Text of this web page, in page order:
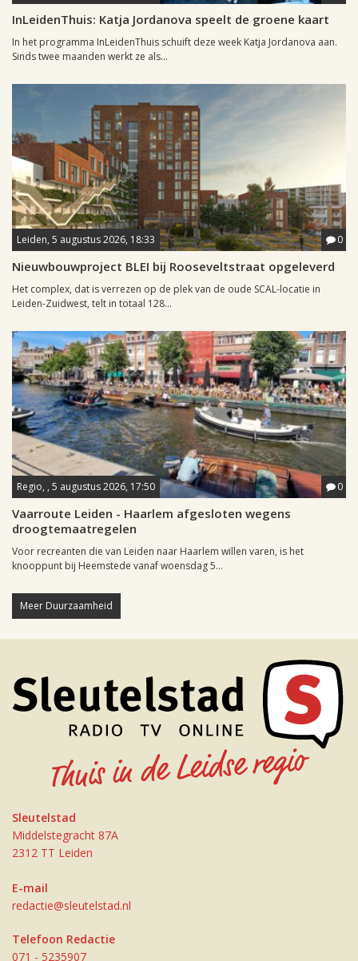
InLeidenThuis: Katja Jordanova speelt de groene kaart
In het programma InLeidenThuis schuift deze week Katja Jordanova aan.
Sinds twee maanden werkt ze als...
Leiden, 5 augustus 2026, 18:33 0
Nieuwbouwproject BLEI bij Rooseveltstraat opgeleverd
Het complex, dat is verrezen op de plek van de oude SCAL-locatie in
Leiden-Zuidwest, telt in totaal 128...
Regio, , 5 augustus 2026, 17:50 0
Vaarroute Leiden - Haarlem afgesloten wegens
droogtemaatregelen
Voor recreanten die van Leiden naar Haarlem willen varen, is het
knooppunt bij Heemstede vanaf woensdag 5...
Meer Duurzaamheid
Sleutelstad
Middelstegracht 87A
2312 TT Leiden
E-mail
redactie@sleutelstad.nl
Telefoon Redactie
071 - 5235907